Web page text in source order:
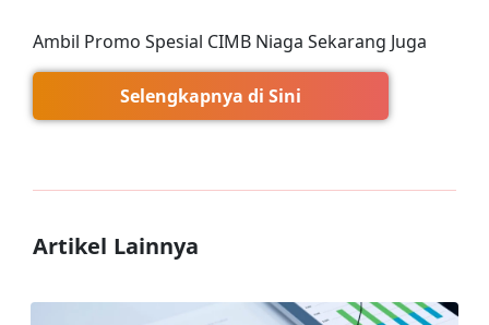
Ambil Promo Spesial CIMB Niaga Sekarang Juga
Selengkapnya di Sini
Artikel Lainnya